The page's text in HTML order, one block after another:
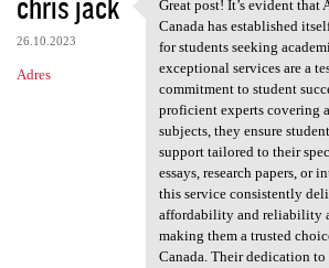
26.10.2023
Adres
Great post! It’s
Great post! It’s evident that
Canada has established
for students seeking
exceptional services are a
commitment to student
proficient experts covering
subjects, they ensure
support tailored to their
essays, research papers, or
this service consistently
affordability and reliability
making them a trusted
Canada. Their dedication